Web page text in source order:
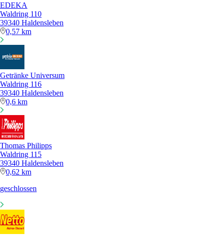
EDEKA
Waldring 110
39340 Haldensleben
0,57 km
Getränke Universum
Waldring 116
39340 Haldensleben
0,6 km
Thomas Philipps
Waldring 115
39340 Haldensleben
0,62 km
geschlossen